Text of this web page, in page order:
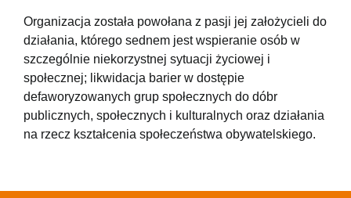
Organizacja została powołana z pasji jej założycieli do
działania, którego sednem jest wspieranie osób w
szczególnie niekorzystnej sytuacji życiowej i
społecznej; likwidacja barier w dostępie
defaworyzowanych grup społecznych do dóbr
publicznych, społecznych i kulturalnych oraz działania
na rzecz kształcenia społeczeństwa obywatelskiego.